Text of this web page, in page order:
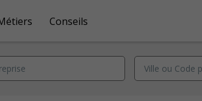
Conseils